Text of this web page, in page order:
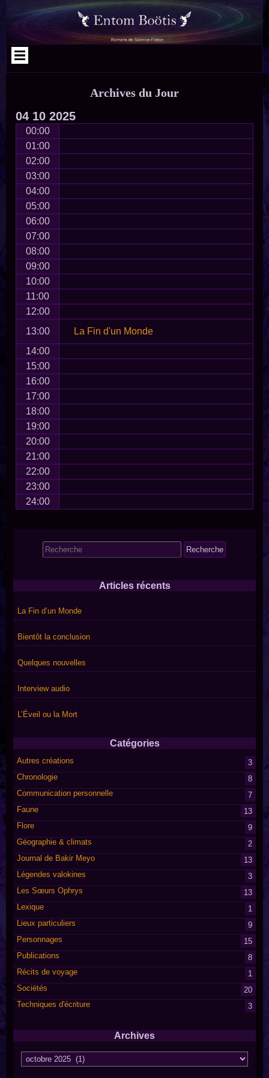
Aller
au
contenu
Skip
to
SEARCH-
2
Skip
to
RECENT-
POSTS-
Skip
to
CATEGORIES-
2
Skip
to
ARCHIVES-
2
Skip
to
META-
2
Skip
to
NAV_MENU-
2
Archives du Jour
04 10 2025
00:00
01:00
02:00
03:00
04:00
05:00
06:00
07:00
08:00
09:00
10:00
11:00
12:00
13:00
La Fin d'un Monde
14:00
15:00
16:00
17:00
18:00
19:00
20:00
21:00
22:00
23:00
24:00
Search
for:
Articles récents
La Fin d’un Monde
Bientôt la conclusion
Quelques nouvelles
Interview audio
L’Éveil ou la Mort
Catégories
Autres créations
3
Chronologie
8
Communication personnelle
7
Faune
13
Flore
9
Géographie & climats
2
Journal de Bakir Meyo
13
Légendes valokines
3
Les Sœurs Ophrys
13
Lexique
1
Lieux particuliers
9
Personnages
15
Publications
8
Récits de voyage
1
Sociétés
20
Techniques d'écriture
3
Archives
Archives